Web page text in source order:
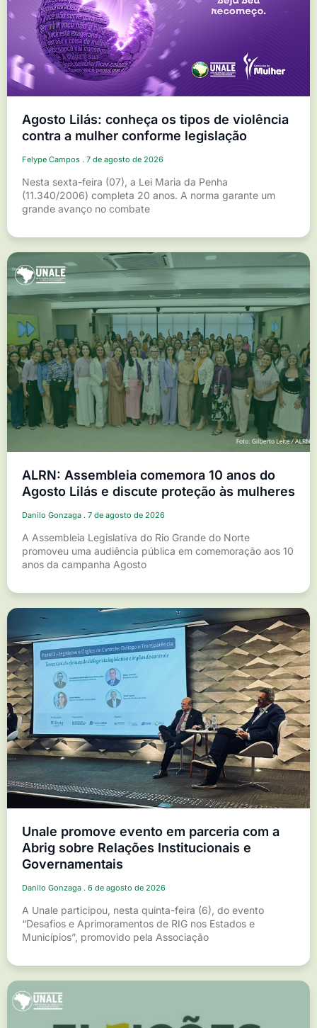
Agosto Lilás: conheça os tipos de violência
contra a mulher conforme legislação
Felype Campos 7 de agosto de 2026
Nesta sexta-feira (07), a Lei Maria da Penha
(11.340/2006) completa 20 anos. A norma garante um
grande avanço no combate
ALRN: Assembleia comemora 10 anos do
Agosto Lilás e discute proteção às mulheres
Danilo Gonzaga 7 de agosto de 2026
A Assembleia Legislativa do Rio Grande do Norte
promoveu uma audiência pública em comemoração aos 10
anos da campanha Agosto
Unale promove evento em parceria com a
Abrig sobre Relações Institucionais e
Governamentais
Danilo Gonzaga 6 de agosto de 2026
A Unale participou, nesta quinta-feira (6), do evento
“Desafios e Aprimoramentos de RIG nos Estados e
Municípios”, promovido pela Associação